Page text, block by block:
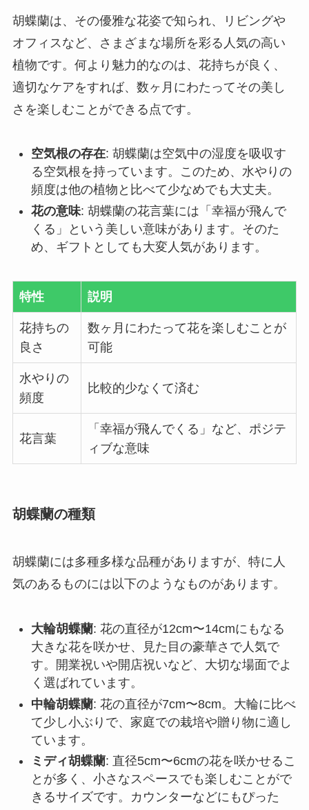
胡蝶蘭は、その優雅な花姿で知られ、リビングや
オフィスなど、さまざまな場所を彩る人気の高い
植物です。何より魅力的なのは、花持ちが良く、
適切なケアをすれば、数ヶ月にわたってその美し
さを楽しむことができる点です。
空気根の存在: 胡蝶蘭は空気中の湿度を吸収す
る空気根を持っています。このため、水やりの
頻度は他の植物と比べて少なめでも大丈夫。
花の意味: 胡蝶蘭の花言葉には「幸福が飛んで
くる」という美しい意味があります。そのた
め、ギフトとしても大変人気があります。
特性 説明
花持ちの
良さ
数ヶ月にわたって花を楽しむことが
可能
水やりの
頻度
比較的少なくて済む
花言葉
「幸福が飛んでくる」など、ポジテ
ィブな意味
胡蝶蘭の種類
胡蝶蘭には多種多様な品種がありますが、特に人
気のあるものには以下のようなものがあります。
大輪胡蝶蘭: 花の直径が12cm〜14cmにもなる
大きな花を咲かせ、見た目の豪華さで人気で
す。開業祝いや開店祝いなど、大切な場面でよ
く選ばれています。
中輪胡蝶蘭: 花の直径が7cm〜8cm。大輪に比べ
て少し小ぶりで、家庭での栽培や贈り物に適し
ています。
ミディ胡蝶蘭: 直径5cm〜6cmの花を咲かせるこ
とが多く、小さなスペースでも楽しむことがで
きるサイズです。カウンターなどにもぴった